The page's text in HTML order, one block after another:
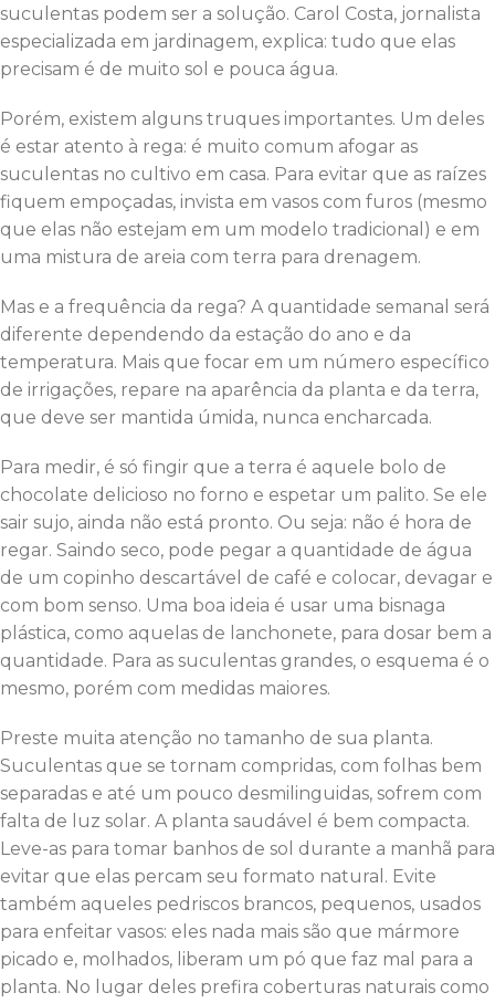
suculentas podem ser a solução. Carol Costa, jornalista
especializada em jardinagem, explica: tudo que elas
precisam é de muito sol e pouca água.
Porém, existem alguns truques importantes. Um deles
é estar atento à rega: é muito comum afogar as
suculentas no cultivo em casa. Para evitar que as raízes
fiquem empoçadas, invista em vasos com furos (mesmo
que elas não estejam em um modelo tradicional) e em
uma mistura de areia com terra para drenagem.
Mas e a frequência da rega? A quantidade semanal será
diferente dependendo da estação do ano e da
temperatura. Mais que focar em um número específico
de irrigações, repare na aparência da planta e da terra,
que deve ser mantida úmida, nunca encharcada.
Para medir, é só fingir que a terra é aquele bolo de
chocolate delicioso no forno e espetar um palito. Se ele
sair sujo, ainda não está pronto. Ou seja: não é hora de
regar. Saindo seco, pode pegar a quantidade de água
de um copinho descartável de café e colocar, devagar e
com bom senso. Uma boa ideia é usar uma bisnaga
plástica, como aquelas de lanchonete, para dosar bem a
quantidade. Para as suculentas grandes, o esquema é o
mesmo, porém com medidas maiores.
Preste muita atenção no tamanho de sua planta.
Suculentas que se tornam compridas, com folhas bem
separadas e até um pouco desmilinguidas, sofrem com
falta de luz solar. A planta saudável é bem compacta.
Leve-as para tomar banhos de sol durante a manhã para
evitar que elas percam seu formato natural. Evite
também aqueles pedriscos brancos, pequenos, usados
para enfeitar vasos: eles nada mais são que mármore
picado e, molhados, liberam um pó que faz mal para a
planta. No lugar deles prefira coberturas naturais como